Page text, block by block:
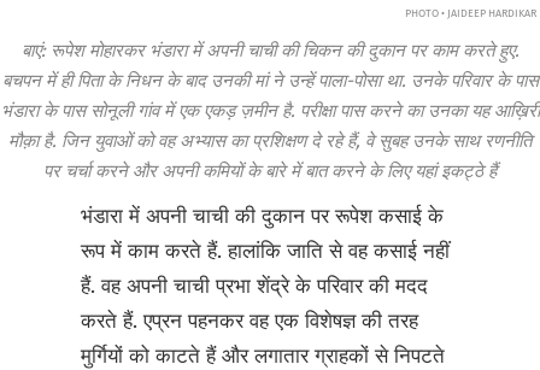
PHOTO • JAIDEEP HARDIKAR
बाएं: रूपेश मोहारकर भंडारा में अपनी चाची की चिकन की दुकान पर काम करते हुए.
बचपन में ही पिता के निधन के बाद उनकी मां ने उन्हें पाला-पोसा था. उनके परिवार के पास
भंडारा के पास सोनूली गांव में एक एकड़ ज़मीन है. परीक्षा पास करने का उनका यह आख़िरी
मौक़ा है. जिन युवाओं को वह अभ्यास का प्रशिक्षण दे रहे हैं, वे सुबह उनके साथ रणनीति
पर चर्चा करने और अपनी कमियों के बारे में बात करने के लिए यहां इकट्ठे हैं
भंडारा में अपनी चाची की दुकान पर रूपेश कसाई के
रूप में काम करते हैं. हालांकि जाति से वह कसाई नहीं
हैं. वह अपनी चाची प्रभा शेंद्रे के परिवार की मदद
करते हैं. एप्रन पहनकर वह एक विशेषज्ञ की तरह
मुर्गियों को काटते हैं और लगातार ग्राहकों से निपटते